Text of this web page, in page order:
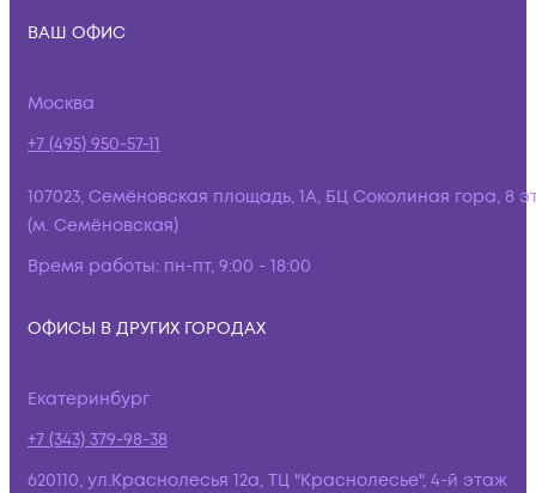
ВАШ ОФИС
Москва
+7 (495) 950-57-11
107023, Семёновская площадь, 1А, БЦ Соколиная гора, 8
(м. Семёновская)
Время работы: пн-пт, 9:00 - 18:00
ОФИСЫ В ДРУГИХ ГОРОДАХ
Екатеринбург
+7 (343) 379-98-38
620110, ул.Краснолесья 12а, ТЦ "Краснолесье", 4-й этаж